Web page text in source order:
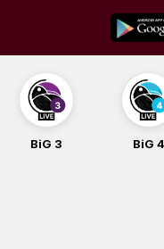
content
BiG 3 BiG 4